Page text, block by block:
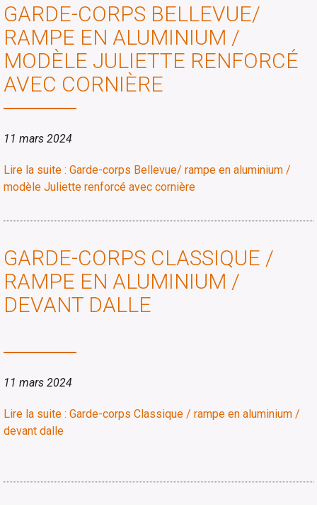
GARDE-CORPS BELLEVUE/
RAMPE EN ALUMINIUM /
MODÈLE JULIETTE RENFORCÉ
AVEC CORNIÈRE
11 mars 2024
Lire la suite : Garde-corps Bellevue/ rampe en aluminium /
modèle Juliette renforcé avec cornière
GARDE-CORPS CLASSIQUE /
RAMPE EN ALUMINIUM /
DEVANT DALLE
11 mars 2024
Lire la suite : Garde-corps Classique / rampe en aluminium /
devant dalle